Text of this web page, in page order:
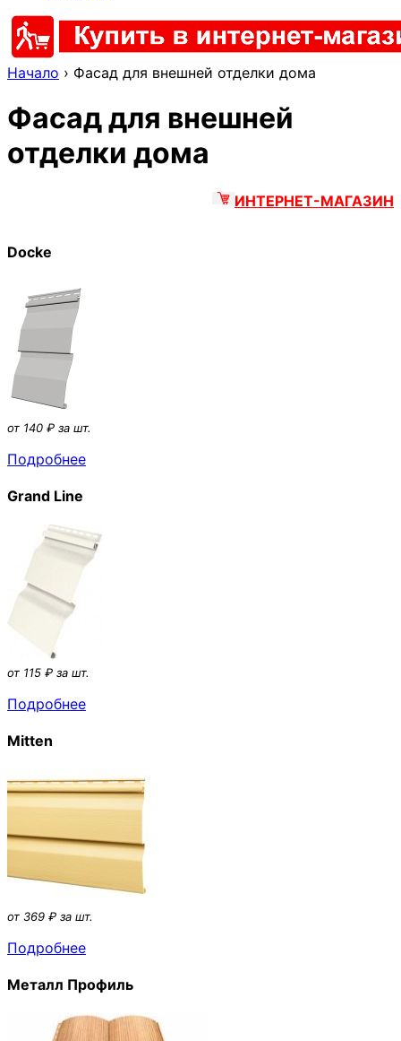
Начало › Фасад для внешней отделки дома
Фасад для внешней
отделки дома
ИНТЕРНЕТ-МАГАЗИН
Docke
от 140 ₽ за шт.
Подробнее
Grand Line
от 115 ₽ за шт.
Подробнее
Mitten
от 369 ₽ за шт.
Подробнее
Металл Профиль